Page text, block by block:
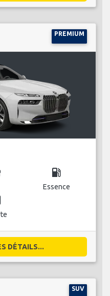
PREMIUM
local_gas_station
Essence
DÉTAILS...
SUV